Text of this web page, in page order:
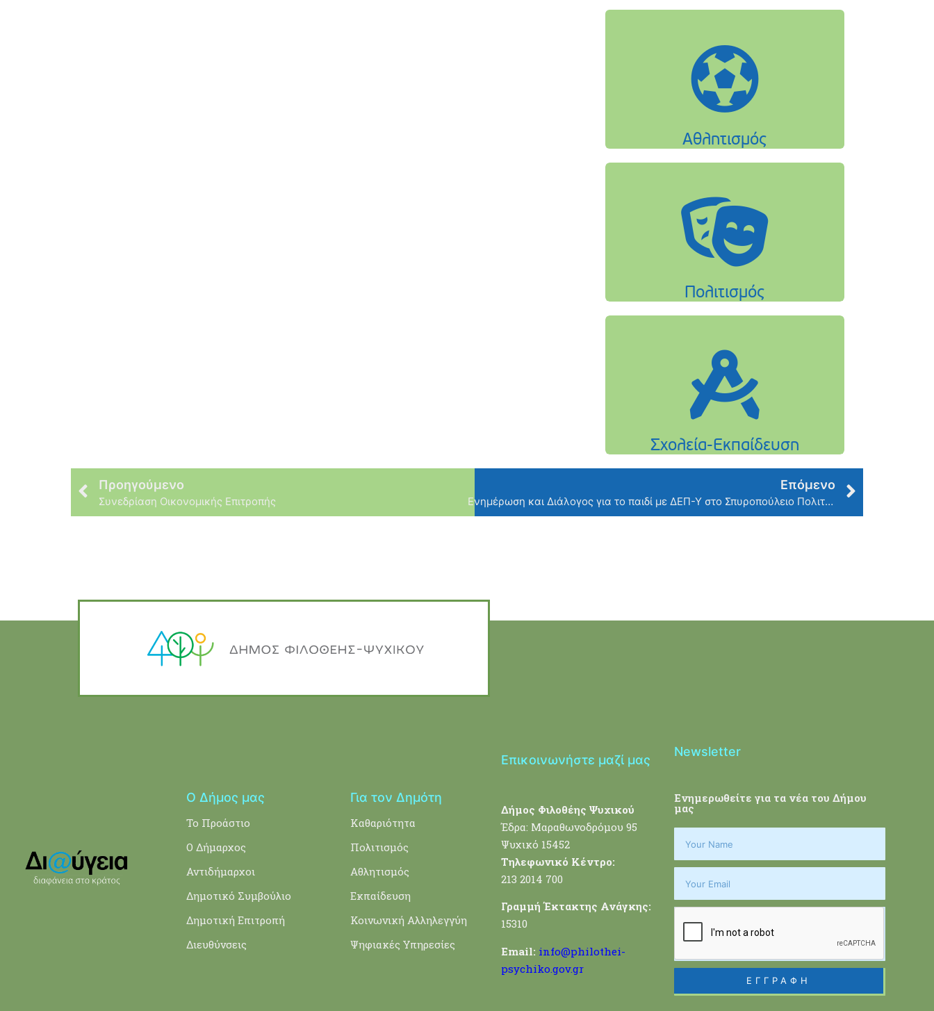
Προηγούμενο
Συνεδρίαση Οικονομικής Επιτροπής
Επόμενο
Ενημέρωση και Διάλογος για το παιδί με ΔΕΠ-Υ στο Σπυροπούλειο Πολιτιστικό Κέντρο – Τετάρτη 20 Σεπτεμβρίου
Ο Δήμος μας
Το Προάστιο
Ο Δήμαρχος
Αντιδήμαρχοι
Δημοτικό Συμβούλιο
Δημοτική Επιτροπή
Διευθύνσεις
Για τον Δημότη
Καθαριότητα
Πολιτισμός
Αθλητισμός
Εκπαίδευση
Κοινωνική Αλληλεγγύη
Ψηφιακές Υπηρεσίες
Επικοινωνήστε μαζί μας
Δήμος Φιλοθέης Ψυχικού
Έδρα: Μαραθωνοδρόμου 95
Ψυχικό 15452
Τηλεφωνικό Κέντρο:
213 2014 700
Γραμμή Έκτακτης Ανάγκης:
15310
Email: info@philothei-
psychiko.gov.gr
Newsletter
Ενημερωθείτε για τα νέα του Δήμου
μας
ΕΓΓΡΑΦΗ